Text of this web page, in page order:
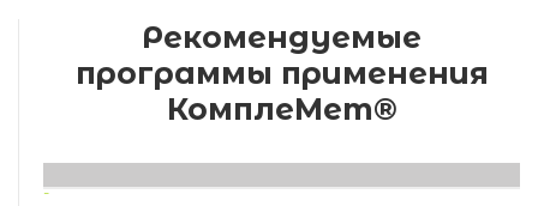
Рекомендуемые
программы применения
КомплеМет®